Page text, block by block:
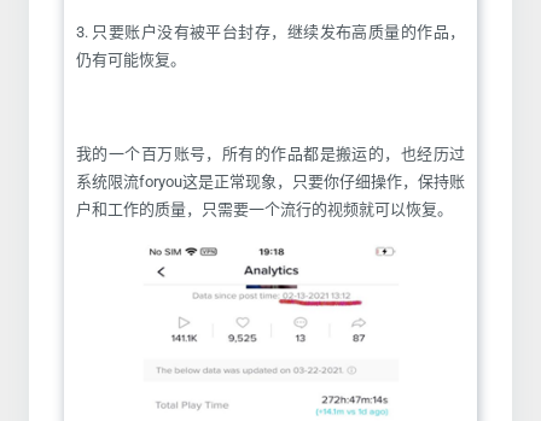
3. 只要账户没有被平台封存，继续发布高质量的作品，
仍有可能恢复。
我的一个百万账号，所有的作品都是搬运的，也经历过
系统限流foryou这是正常现象，只要你仔细操作，保持账
户和工作的质量，只需要一个流行的视频就可以恢复。